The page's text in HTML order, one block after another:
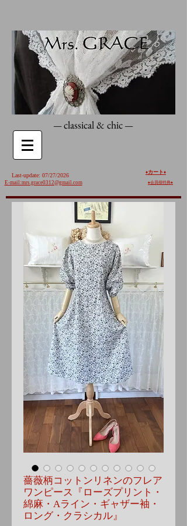
—classical & chic—
Last-update: 07/27/2026
E-mail:mrs.grace0312@gmail.com
♦️カート ♦️
♠︎会員様特典♠︎
薔薇柄コットンリネンのフレア
ワンピース『ローズプリント・
綿麻・Aライン・ギャザー袖・
ロング・クラシカル』